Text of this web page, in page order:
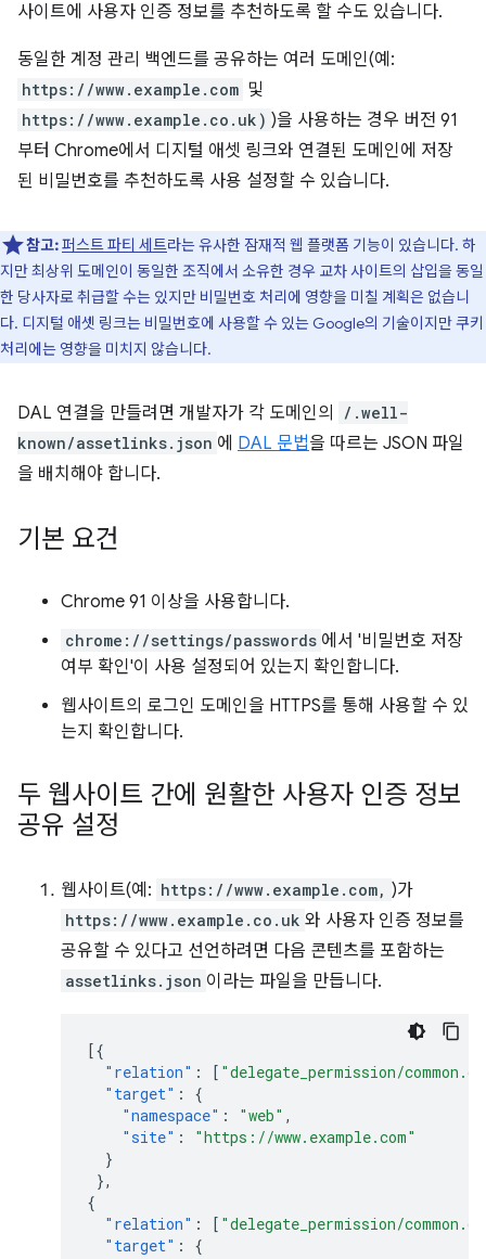
사이트에 사용자 인증 정보를 추천하도록 할 수도 있습니다.
동일한 계정 관리 백엔드를 공유하는 여러 도메인(예:
https://www.example.com 및
https://www.example.co.uk) )을 사용하는 경우 버전 91
부터 Chrome에서 디지털 애셋 링크와 연결된 도메인에 저장
된 비밀번호를 추천하도록 사용 설정할 수 있습니다.
참고:퍼스트 파티 세트라는 유사한 잠재적 웹 플랫폼 기능이 있습니다. 하
지만 최상위 도메인이 동일한 조직에서 소유한 경우 교차 사이트의 삽입을 동일
한 당사자로 취급할 수는 있지만 비밀번호 처리에 영향을 미칠 계획은 없습니
다. 디지털 애셋 링크는 비밀번호에 사용할 수 있는 Google의 기술이지만 쿠키
처리에는 영향을 미치지 않습니다.
DAL 연결을 만들려면 개발자가 각 도메인의
/.well-
known/assetlinks.json 에 DAL 문법을 따르는 JSON 파일
을 배치해야 합니다.
기본 요건
Chrome 91 이상을 사용합니다.
chrome://settings/passwords 에서 '비밀번호 저장
여부 확인'이 사용 설정되어 있는지 확인합니다.
웹사이트의 로그인 도메인을 HTTPS를 통해 사용할 수 있
는지 확인합니다.
두 웹사이트 간에 원활한 사용자 인증 정보
공유 설정
웹사이트(예: https://www.example.com, )가
https://www.example.co.uk 와 사용자 인증 정보를
공유할 수 있다고 선언하려면 다음 콘텐츠를 포함하는
assetlinks.json 이라는 파일을 만듭니다.
[{
"relation" : [ "delegate_permission/
"target" :
{
"namespace" : "web" ,
"site" :
"https://www.example.com"
}
},
{
"relation" : [ "delegate_permission/
"target" :
{